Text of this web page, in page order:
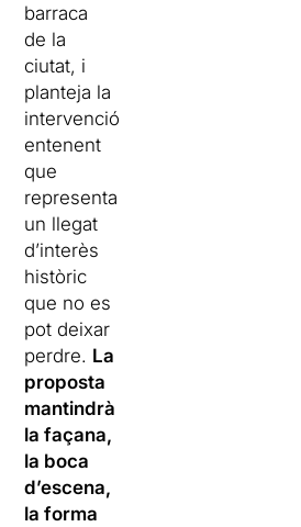
barraca
de la
ciutat, i
planteja la
intervenció
entenent
que
representa
un llegat
d’interès
històric
que no es
pot deixar
perdre. La
proposta
mantindrà
la façana,
la boca
d’escena,
la forma